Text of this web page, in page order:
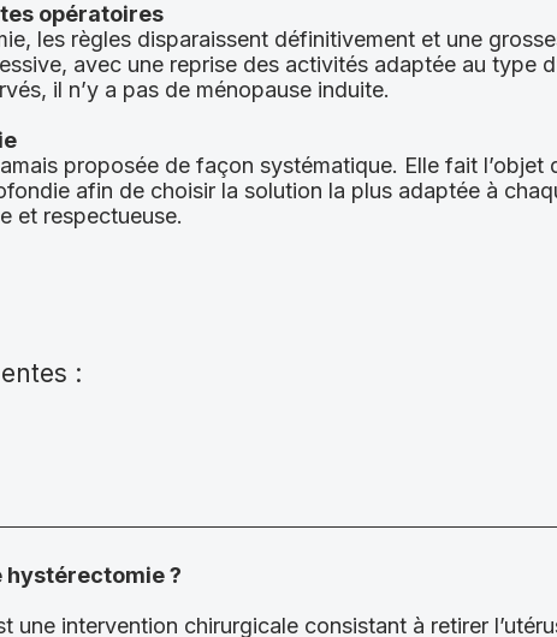
opératoires
les règles disparaissent définitivement et une
avec une reprise des activités adaptée au type
il n’y a pas de ménopause induite.
proposée de façon systématique. Elle fait l’objet
afin de choisir la solution la plus adaptée à
et respectueuse.
:
hystérectomie ?
une intervention chirurgicale consistant à retirer